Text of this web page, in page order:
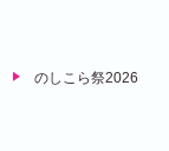
のしこら祭2026